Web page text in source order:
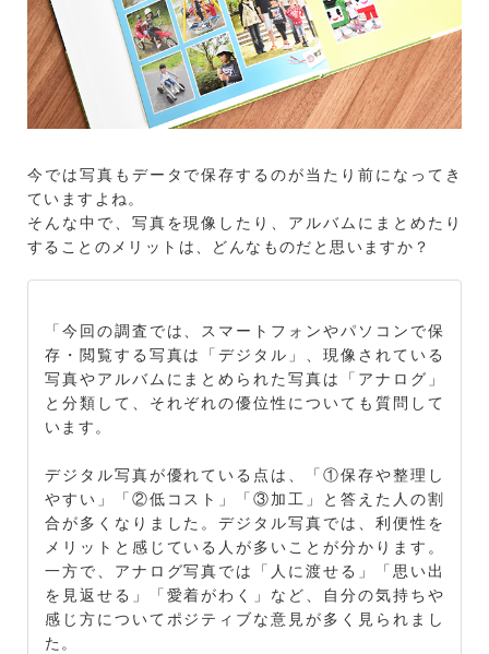
今では写真もデータで保存するのが当たり前になってき
ていますよね。
そんな中で、写真を現像したり、アルバムにまとめたり
することのメリットは、どんなものだと思いますか？
「今回の調査では、スマートフォンやパソコンで保
存・閲覧する写真は「デジタル」、現像されている
写真やアルバムにまとめられた写真は「アナログ」
と分類して、それぞれの優位性についても質問して
います。
デジタル写真が優れている点は、「①保存や整理し
やすい」「②低コスト」「③加工」と答えた人の割
合が多くなりました。デジタル写真では、利便性を
メリットと感じている人が多いことが分かります。
一方で、アナログ写真では「人に渡せる」「思い出
を見返せる」「愛着がわく」など、自分の気持ちや
感じ方についてポジティブな意見が多く見られまし
た。